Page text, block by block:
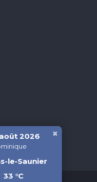
2026
le-Saunier
33 °C
×